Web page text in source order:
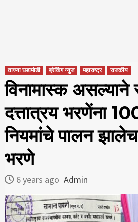
ताज्या घडामोडी ब्रेकिंग न्युज महाराष्ट्र राजकीय
विनामास्क असल्याने
दत्तात्रय भरणेंना
नियमांचे पालन
भरणे
6 years ago Admin